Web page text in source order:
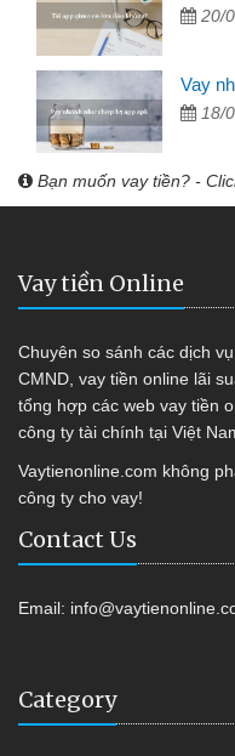
20/
Vay
18/
Bạn muốn vay tiền? -
Vay tiền Online
Chuyên so sánh các dịch
CMND, vay tiền online lãi
tổng hợp các web vay tiền
công ty tài chính tại Việt
Vaytienonline.com không
công ty cho vay!
Contact Us
Email:
Category